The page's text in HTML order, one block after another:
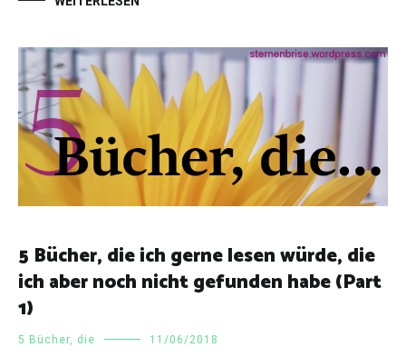
5 Bücher, die ich gerne lesen würde, die
ich aber noch nicht gefunden habe (Part
1)
5 Bücher, die 11/06/2018